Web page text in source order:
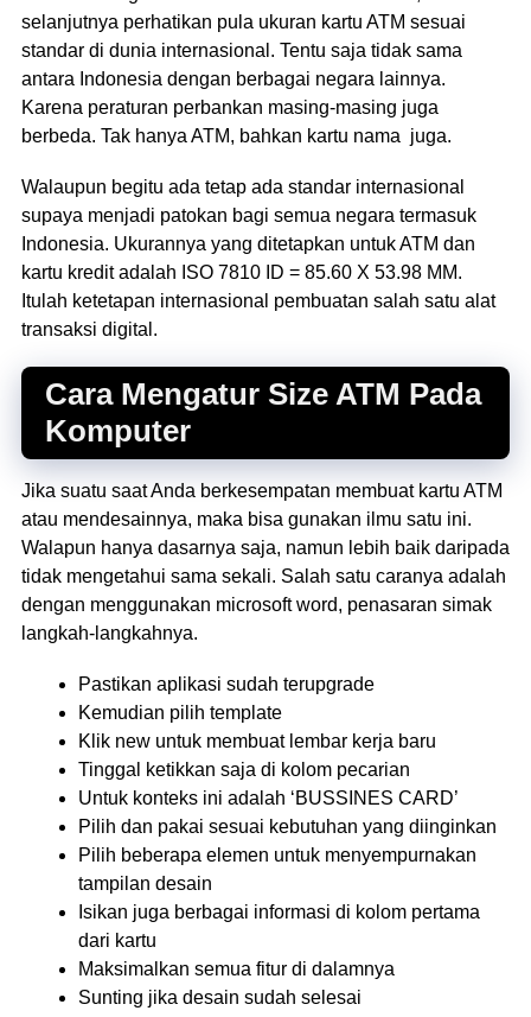
selanjutnya perhatikan pula ukuran kartu ATM sesuai
standar di dunia internasional. Tentu saja tidak sama
antara Indonesia dengan berbagai negara lainnya.
Karena peraturan perbankan masing-masing juga
berbeda. Tak hanya ATM, bahkan kartu nama juga.
Walaupun begitu ada tetap ada standar internasional
supaya menjadi patokan bagi semua negara termasuk
Indonesia. Ukurannya yang ditetapkan untuk ATM dan
kartu kredit adalah ISO 7810 ID = 85.60 X 53.98 MM.
Itulah ketetapan internasional pembuatan salah satu alat
transaksi digital.
Cara Mengatur Size ATM Pada
Komputer
Jika suatu saat Anda berkesempatan membuat kartu ATM
atau mendesainnya, maka bisa gunakan ilmu satu ini.
Walapun hanya dasarnya saja, namun lebih baik daripada
tidak mengetahui sama sekali. Salah satu caranya adalah
dengan menggunakan microsoft word, penasaran simak
langkah-langkahnya.
Pastikan aplikasi sudah terupgrade
Kemudian pilih template
Klik new untuk membuat lembar kerja baru
Tinggal ketikkan saja di kolom pecarian
Untuk konteks ini adalah ‘BUSSINES CARD’
Pilih dan pakai sesuai kebutuhan yang diinginkan
Pilih beberapa elemen untuk menyempurnakan
tampilan desain
Isikan juga berbagai informasi di kolom pertama
dari kartu
Maksimalkan semua fitur di dalamnya
Sunting jika desain sudah selesai